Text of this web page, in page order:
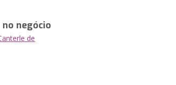
negócio
de